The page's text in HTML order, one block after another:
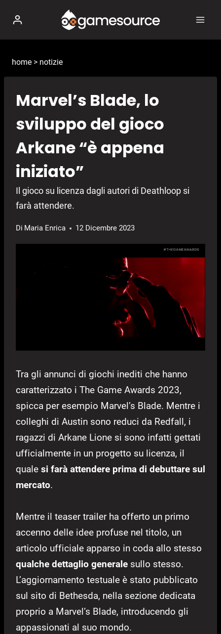
contenuto
home > notizie
Marvel’s Blade, lo
sviluppo del gioco
Arkane “è appena
iniziato”
Il gioco su licenza dagli autori di Deathloop si
farà attendere.
Di Maria Enrica 12 Dicembre 2023
Tra gli annunci di giochi inediti che hanno
caratterizzato i The Game Awards 2023,
spicca per esempio Marvel’s Blade. Mentre i
colleghi di Austin sono reduci da Redfall, i
ragazzi di Arkane Lione si sono infatti gettati
ufficialmente in un progetto su licenza, il
quale si farà attendere prima di debuttare sul
mercato.
Mentre il teaser trailer ha offerto un primo
accenno delle idee profuse nel titolo, un
articolo ufficiale apparso in coda allo stesso
qualche dettaglio generale sullo stesso.
L’aggiornamento testuale è stato pubblicato
sul sito di Bethesda, nella sezione dedicata
proprio a Marvel’s Blade, introducendo gli
appassionati al suo mondo.